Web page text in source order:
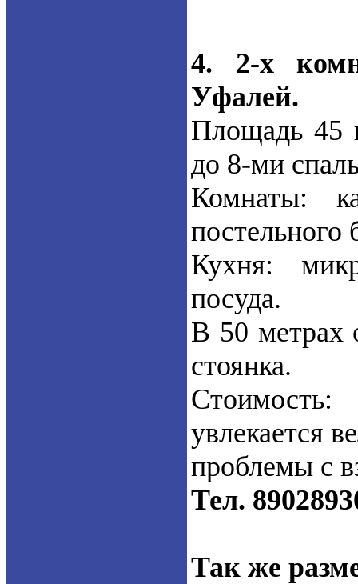
4. 2-х
Уфалей.
Площадь 45
до 8-ми
Комнаты:
постельного
Кухня:
посуда.
В 50 метрах
стоянка.
увлекается
проблемы с
Тел.
Так же